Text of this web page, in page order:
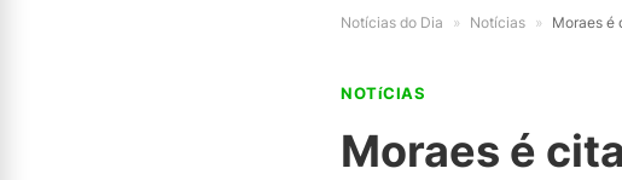
Notícias do Dia » Notícias » Moraes é
NOTíCIAS
Moraes é